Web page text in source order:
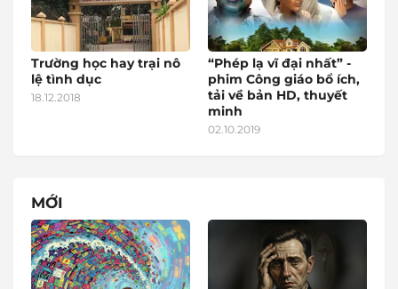
Trường học hay trại nô
lệ tình dục
18.12.2018
“Phép lạ vĩ đại nhất” -
phim Công giáo bổ ích,
tải về bản HD, thuyết
minh
02.10.2019
MỚI